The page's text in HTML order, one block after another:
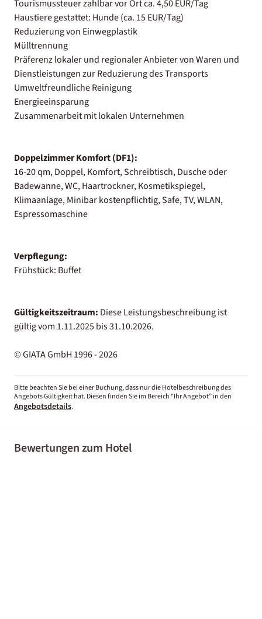
Tourismussteuer zahlbar vor Ort ca. 4,50 EUR/Tag
Haustiere gestattet: Hunde (ca. 15 EUR/Tag)
Reduzierung von Einwegplastik
Mülltrennung
Präferenz lokaler und regionaler Anbieter von Waren und
Dienstleistungen zur Reduzierung des Transports
Umweltfreundliche Reinigung
Energieeinsparung
Zusammenarbeit mit lokalen Unternehmen
Doppelzimmer Komfort (DF1):
16-20 qm, Doppel, Komfort, Schreibtisch, Dusche oder
Badewanne, WC, Haartrockner, Kosmetikspiegel,
Klimaanlage, Minibar kostenpflichtig, Safe, TV, WLAN,
Espressomaschine
Verpflegung:
Frühstück: Buffet
Gültigkeitszeitraum: Diese Leistungsbeschreibung ist
gültig vom 1.11.2025 bis 31.10.2026.
© GIATA GmbH 1996 - 2026
Bitte beachten Sie bei einer Buchung, dass nur die Hotelbeschreibung des
Angebots Gültigkeit hat. Diesen finden Sie im Bereich “Ihr Angebot” in den
Angebotsdetails.
Bewertungen zum Hotel